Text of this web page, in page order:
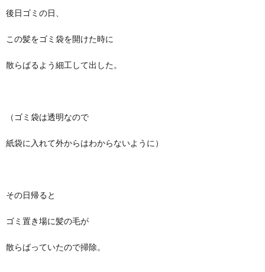
後日ゴミの日、
この髪をゴミ袋を開けた時に
散らばるよう細工して出した。
（ゴミ袋は透明なので
紙袋に入れて外からはわからないように）
その日帰ると
ゴミ置き場に髪の毛が
散らばっていたので掃除。